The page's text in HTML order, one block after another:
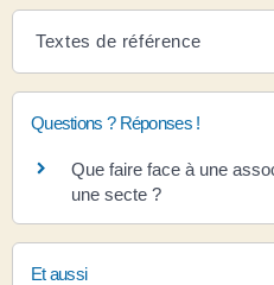
Textes de référence
Questions ? Réponses !
Que faire face à une
une secte ?
Et aussi